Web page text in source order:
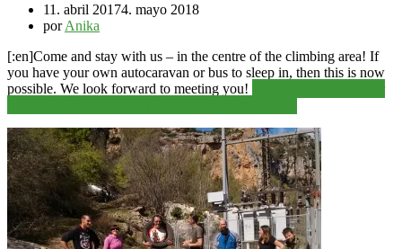
11. abril 20174. mayo 2018
porAnika
[:en]Come and stay with us – in the centre of the climbing area! If
you have your own autocaravan or bus to sleep in, then this is now
possible. We look forward to meeting you!